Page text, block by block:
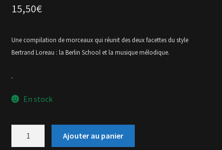
15,50€
Une compilation de morceaux qui réunit des deux facettes du style
Bertrand Loreau : la Berlin School et la musique mélodique.
.
En stock
Ajouter au panier